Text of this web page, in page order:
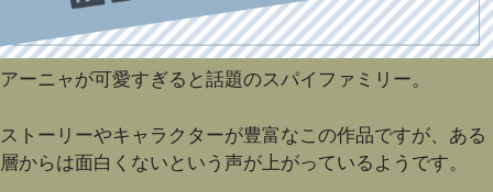
アーニャが可愛すぎると話題のスパイファミリー。
ストーリーやキャラクターが豊富なこの作品ですが、ある
層からは面白くないという声が上がっているようです。